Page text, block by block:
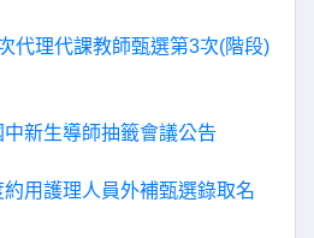
代理代課教師甄選第3次(階段)
新生導師抽籤會議公告
用護理人員外補甄選錄取名